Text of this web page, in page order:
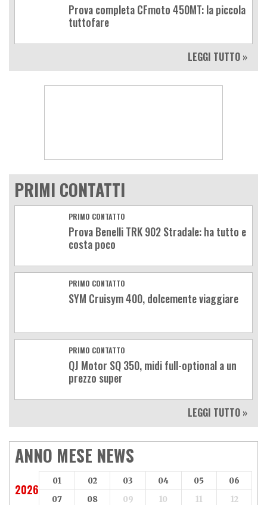
Prova completa CFmoto 450MT: la piccola
tuttofare
LEGGI TUTTO »
PRIMI CONTATTI
PRIMO CONTATTO
Prova Benelli TRK 902 Stradale: ha tutto e
costa poco
PRIMO CONTATTO
SYM Cruisym 400, dolcemente viaggiare
PRIMO CONTATTO
QJ Motor SQ 350, midi full-optional a un
prezzo super
LEGGI TUTTO »
ANNO MESE NEWS
2026
01 02 03 04 05
06
07
08 09 10 11 12